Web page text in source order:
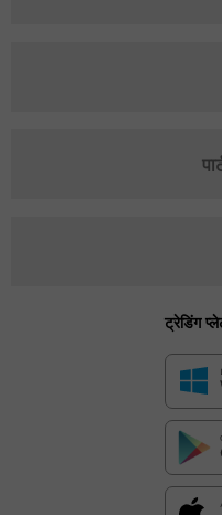
ट्रेडिंग